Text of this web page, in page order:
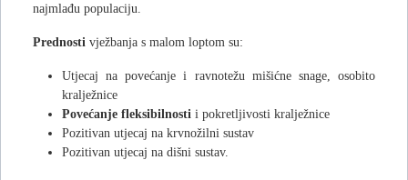
najmlađu populaciju.
Prednosti vježbanja s malom loptom su:
Utjecaj na povećanje i ravnotežu mišićne snage, osobito
kralježnice
Povećanje fleksibilnosti i pokretljivosti kralježnice
Pozitivan utjecaj na krvnožilni sustav
Pozitivan utjecaj na dišni sustav.